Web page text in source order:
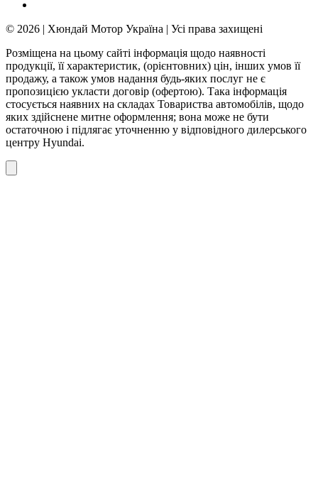
© 2026 | Хюндай Мотор Україна | Усі права захищені
Розміщена на цьому сайті інформація щодо наявності
продукції, її характеристик, (орієнтовних) цін, інших умов її
продажу, а також умов надання будь-яких послуг не є
пропозицією укласти договір (офертою). Така інформація
стосується наявних на складах Товариства автомобілів, щодо
яких здійснене митне оформлення; вона може не бути
остаточною і підлягає уточненню у відповідного дилерського
центру Hyundai.